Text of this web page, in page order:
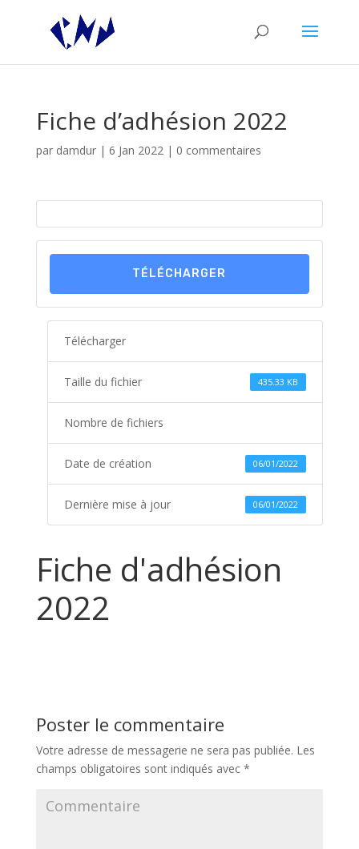
Fiche d’adhésion 2022
par damdur| 6 Jan 2022| 0 commentaires
TÉLÉCHARGER
Télécharger
Taille du fichier 435.33 KB
Nombre de fichiers
Date de création 06/01/2022
Dernière mise à jour 06/01/2022
Fiche d'adhésion
2022
Poster le commentaire
Votre adresse de messagerie ne sera pas publiée. Les
champs obligatoires sont indiqués avec *